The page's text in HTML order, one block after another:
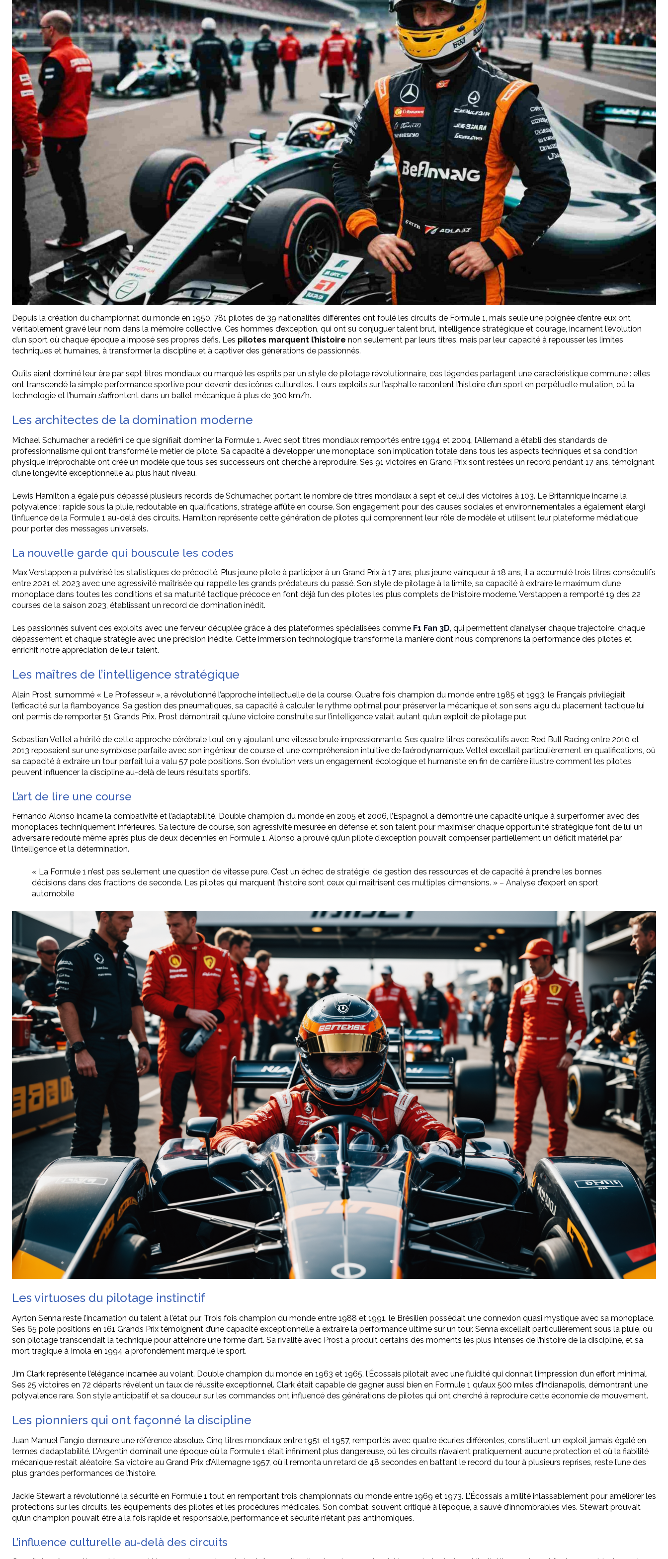
Depuis la création du championnat du monde en 1950, 781 pilotes de 39 nationalités différentes ont foulé les circuits de Formule 1, mais seule une poignée d’entre eux ont
véritablement gravé leur nom dans la mémoire collective. Ces hommes d’exception, qui ont su conjuguer talent brut, intelligence stratégique et courage, incarnent l’évolution
d’un sport où chaque époque a imposé ses propres défis. Les pilotes marquent l’histoire non seulement par leurs titres, mais par leur capacité à repousser les limites
techniques et humaines, à transformer la discipline et à captiver des générations de passionnés.
Qu’ils aient dominé leur ère par sept titres mondiaux ou marqué les esprits par un style de pilotage révolutionnaire, ces légendes partagent une caractéristique commune : elles
ont transcendé la simple performance sportive pour devenir des icônes culturelles. Leurs exploits sur l’asphalte racontent l’histoire d’un sport en perpétuelle mutation, où la
technologie et l’humain s’affrontent dans un ballet mécanique à plus de 300 km/h.
Les architectes de la domination moderne
Michael Schumacher a redéfini ce que signifiait dominer la Formule 1. Avec sept titres mondiaux remportés entre 1994 et 2004, l’Allemand a établi des standards de
professionnalisme qui ont transformé le métier de pilote. Sa capacité à développer une monoplace, son implication totale dans tous les aspects techniques et sa condition
physique irréprochable ont créé un modèle que tous ses successeurs ont cherché à reproduire. Ses 91 victoires en Grand Prix sont restées un record pendant 17 ans, témoignant
d’une longévité exceptionnelle au plus haut niveau.
Lewis Hamilton a égalé puis dépassé plusieurs records de Schumacher, portant le nombre de titres mondiaux à sept et celui des victoires à 103. Le Britannique incarne la
polyvalence : rapide sous la pluie, redoutable en qualifications, stratège affûté en course. Son engagement pour des causes sociales et environnementales a également élargi
l’influence de la Formule 1 au-delà des circuits. Hamilton représente cette génération de pilotes qui comprennent leur rôle de modèle et utilisent leur plateforme médiatique
pour porter des messages universels.
La nouvelle garde qui bouscule les codes
Max Verstappen a pulvérisé les statistiques de précocité. Plus jeune pilote à participer à un Grand Prix à 17 ans, plus jeune vainqueur à 18 ans, il a accumulé trois titres consécutifs
entre 2021 et 2023 avec une agressivité maîtrisée qui rappelle les grands prédateurs du passé. Son style de pilotage à la limite, sa capacité à extraire le maximum d’une
monoplace dans toutes les conditions et sa maturité tactique précoce en font déjà l’un des pilotes les plus complets de l’histoire moderne. Verstappen a remporté 19 des 22
courses de la saison 2023, établissant un record de domination inédit.
Les passionnés suivent ces exploits avec une ferveur décuplée grâce à des plateformes spécialisées comme F1 Fan 3D , qui permettent d’analyser chaque trajectoire, chaque
dépassement et chaque stratégie avec une précision inédite. Cette immersion technologique transforme la manière dont nous comprenons la performance des pilotes et
enrichit notre appréciation de leur talent.
Les maîtres de l’intelligence stratégique
Alain Prost, surnommé « Le Professeur », a révolutionné l’approche intellectuelle de la course. Quatre fois champion du monde entre 1985 et 1993, le Français privilégiait
l’efficacité sur la flamboyance. Sa gestion des pneumatiques, sa capacité à calculer le rythme optimal pour préserver la mécanique et son sens aigu du placement tactique lui
ont permis de remporter 51 Grands Prix. Prost démontrait qu’une victoire construite sur l’intelligence valait autant qu’un exploit de pilotage pur.
Sebastian Vettel a hérité de cette approche cérébrale tout en y ajoutant une vitesse brute impressionnante. Ses quatre titres consécutifs avec Red Bull Racing entre 2010 et
2013 reposaient sur une symbiose parfaite avec son ingénieur de course et une compréhension intuitive de l’aérodynamique. Vettel excellait particulièrement en qualifications, où
sa capacité à extraire un tour parfait lui a valu 57 pole positions. Son évolution vers un engagement écologique et humaniste en fin de carrière illustre comment les pilotes
peuvent influencer la discipline au-delà de leurs résultats sportifs.
L’art de lire une course
Fernando Alonso incarne la combativité et l’adaptabilité. Double champion du monde en 2005 et 2006, l’Espagnol a démontré une capacité unique à surperformer avec des
monoplaces techniquement inférieures. Sa lecture de course, son agressivité mesurée en défense et son talent pour maximiser chaque opportunité stratégique font de lui un
adversaire redouté même après plus de deux décennies en Formule 1. Alonso a prouvé qu’un pilote d’exception pouvait compenser partiellement un déficit matériel par
l’intelligence et la détermination.
« La Formule 1 n’est pas seulement une question de vitesse pure. C’est un échec de stratégie, de gestion des ressources et de capacité à prendre les bonnes
décisions dans des fractions de seconde. Les pilotes qui marquent l’histoire sont ceux qui maîtrisent ces multiples dimensions. » – Analyse d’expert en sport
automobile
Les virtuoses du pilotage instinctif
Ayrton Senna reste l’incarnation du talent à l’état pur. Trois fois champion du monde entre 1988 et 1991, le Brésilien possédait une connexion quasi mystique avec sa monoplace.
Ses 65 pole positions en 161 Grands Prix témoignent d’une capacité exceptionnelle à extraire la performance ultime sur un tour. Senna excellait particulièrement sous la pluie, où
son pilotage transcendait la technique pour atteindre une forme d’art. Sa rivalité avec Prost a produit certains des moments les plus intenses de l’histoire de la discipline, et sa
mort tragique à Imola en 1994 a profondément marqué le sport.
Jim Clark représente l’élégance incarnée au volant. Double champion du monde en 1963 et 1965, l’Écossais pilotait avec une fluidité qui donnait l’impression d’un effort minimal.
Ses 25 victoires en 72 départs révèlent un taux de réussite exceptionnel. Clark était capable de gagner aussi bien en Formule 1 qu’aux 500 miles d’Indianapolis, démontrant une
polyvalence rare. Son style anticipatif et sa douceur sur les commandes ont influencé des générations de pilotes qui ont cherché à reproduire cette économie de mouvement.
Les pionniers qui ont façonné la discipline
Juan Manuel Fangio demeure une référence absolue. Cinq titres mondiaux entre 1951 et 1957, remportés avec quatre écuries différentes, constituent un exploit jamais égalé en
termes d’adaptabilité. L’Argentin dominait une époque où la Formule 1 était infiniment plus dangereuse, où les circuits n’avaient pratiquement aucune protection et où la fiabilité
mécanique restait aléatoire. Sa victoire au Grand Prix d’Allemagne 1957, où il remonta un retard de 48 secondes en battant le record du tour à plusieurs reprises, reste l’une des
plus grandes performances de l’histoire.
Jackie Stewart a révolutionné la sécurité en Formule 1 tout en remportant trois championnats du monde entre 1969 et 1973. L’Écossais a milité inlassablement pour améliorer les
protections sur les circuits, les équipements des pilotes et les procédures médicales. Son combat, souvent critiqué à l’époque, a sauvé d’innombrables vies. Stewart prouvait
qu’un champion pouvait être à la fois rapide et responsable, performance et sécurité n’étant pas antinomiques.
L’influence culturelle au-delà des circuits